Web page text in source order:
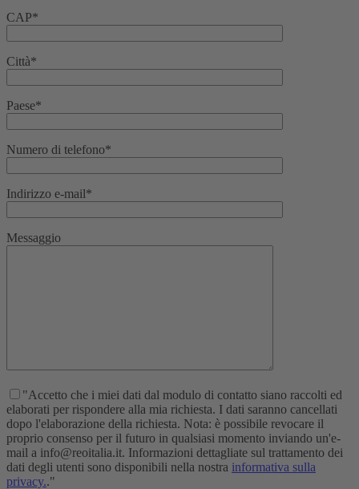
CAP*
Città*
Paese*
Numero di telefono*
Indirizzo e-mail*
Messaggio
"Accetto che i miei dati dal modulo di contatto siano raccolti ed
elaborati per rispondere alla mia richiesta. I dati saranno cancellati
dopo l'elaborazione della richiesta. Nota: è possibile revocare il
proprio consenso per il futuro in qualsiasi momento inviando un'e-
mail a info@reoitalia.it. Informazioni dettagliate sul trattamento dei
dati degli utenti sono disponibili nella nostra informativa sulla
privacy.."